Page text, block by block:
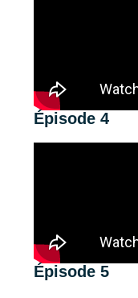
Épisode 4
Épisode 5